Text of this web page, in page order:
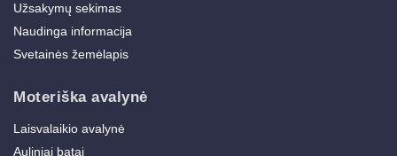
Užsakymų sekimas
Naudinga informacija
Svetainės žemėlapis
Moteriška avalynė
Laisvalaikio avalynė
Auliniai batai